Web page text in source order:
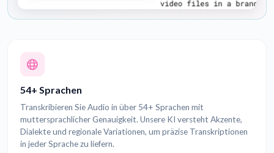
54+ Sprachen
Transkribieren Sie Audio in über 54+ Sprachen mit
muttersprachlicher Genauigkeit. Unsere KI versteht Akzente,
Dialekte und regionale Variationen, um präzise Transkriptionen
in jeder Sprache zu liefern.